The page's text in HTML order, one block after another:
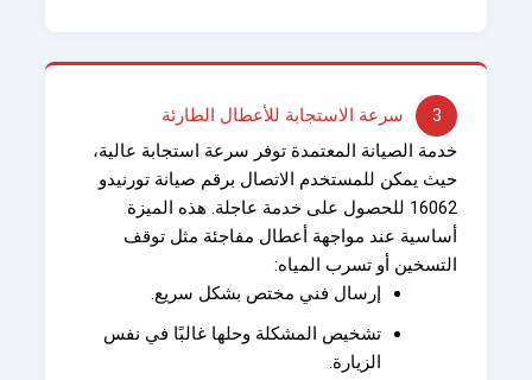
3
سرعة الاستجابة للأعطال الطارئة
خدمة الصيانة المعتمدة توفر سرعة استجابة عالية،
حيث يمكن للمستخدم الاتصال برقم صيانة تورنيدو
16062 للحصول على خدمة عاجلة. هذه الميزة
أساسية عند مواجهة أعطال مفاجئة مثل توقف
التسخين أو تسرب المياه:
إرسال فني مختص بشكل سريع.
تشخيص المشكلة وحلها غالبًا في نفس
الزيارة.